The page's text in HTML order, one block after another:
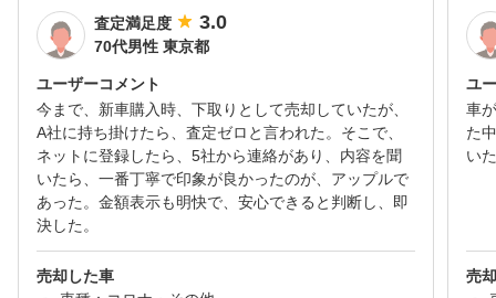
査定満足度
3.0
70代男性 東京都
ユーザーコメント
今まで、新車購入時、下取りとして売却していたが、
A社に持ち掛けたら、査定ゼロと言われた。そこで、
ネットに登録したら、5社から連絡があり、内容を聞
いたら、一番丁寧で印象が良かったのが、アップルで
あった。金額表示も明快で、安心できると判断し、即
決した。
売却した車
ユ
車
た
い
売